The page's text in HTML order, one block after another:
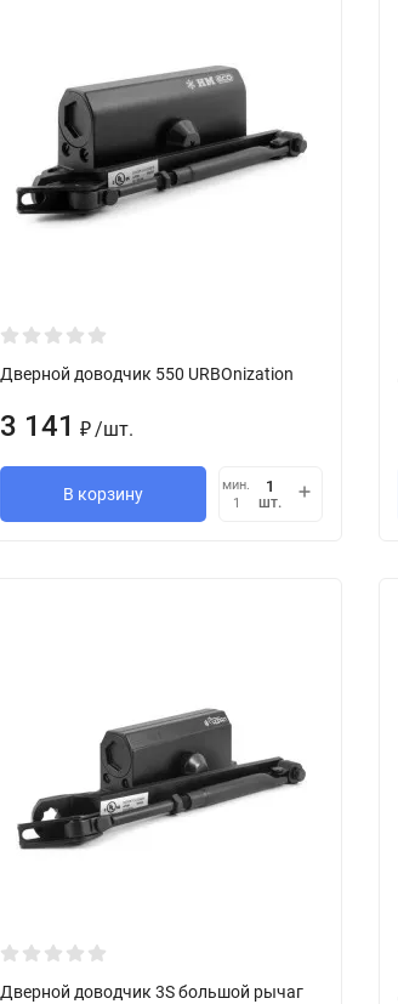
Дверной доводчик 550 URBOnization
3 141 ₽ /шт.
В корзину
мин.
1
шт.
Дверной доводчик 3S большой рычаг